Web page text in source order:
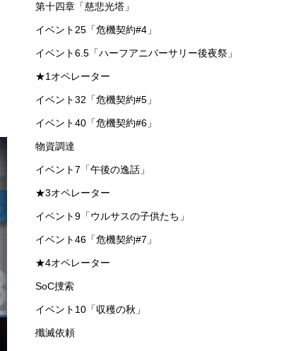
第十四章「慈悲光塔」
イベント25「危機契約#4」
イベント6.5「ハーフアニバーサリー後夜祭」
★1オペレーター
イベント32「危機契約#5」
イベント40「危機契約#6」
物資調達
イベント7「午後の逸話」
★3オペレーター
イベント9「ウルサスの子供たち」
イベント46「危機契約#7」
★4オペレーター
SoC捜索
イベント10「収穫の秋」
殲滅依頼